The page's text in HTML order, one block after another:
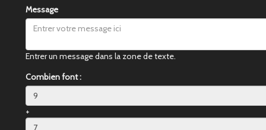
Message
Entrer un message dans la zone de texte.
Combien font :
+